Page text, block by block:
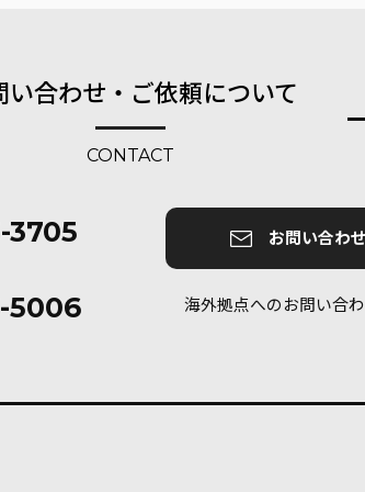
い合わせ・ご依頼について
CONTACT
3705
5006
お問い合わ
海外拠点へのお問い合